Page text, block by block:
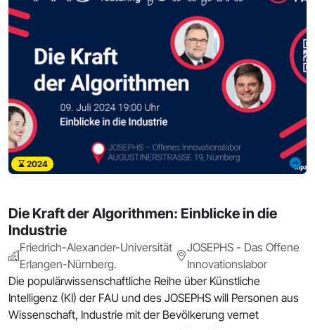
2024
Die Kraft der Algorithmen: Einblicke in die
Industrie
Friedrich-Alexander-Universität
Erlangen-Nürnberg.
JOSEPHS - Das Offene
Innovationslabor
Die populärwissenschaftliche Reihe über Künstliche
Intelligenz (KI) der FAU und des JOSEPHS will Personen aus
Wissenschaft, Industrie mit der Bevölkerung vernet